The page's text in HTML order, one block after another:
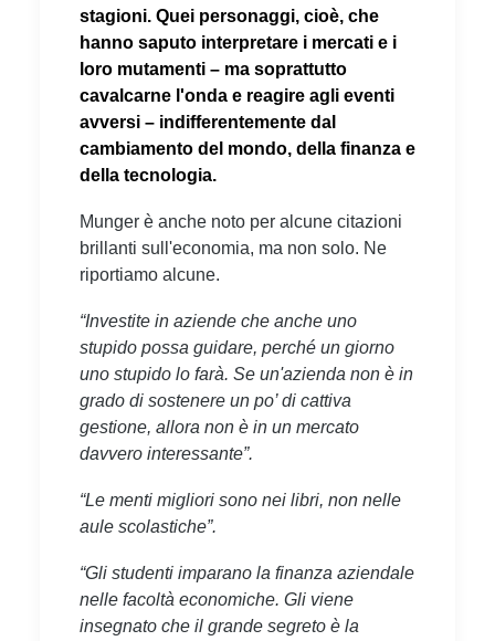
stagioni. Quei personaggi, cioè, che
hanno saputo interpretare i mercati e i
loro mutamenti – ma soprattutto
cavalcarne l'onda e reagire agli eventi
avversi – indifferentemente dal
cambiamento del mondo, della finanza e
della tecnologia.
Munger è anche noto per alcune citazioni
brillanti sull'economia, ma non solo. Ne
riportiamo alcune.
“Investite in aziende che anche uno
stupido possa guidare, perché un giorno
uno stupido lo farà. Se un'azienda non è in
grado di sostenere un po’ di cattiva
gestione, allora non è in un mercato
davvero interessante”.
“Le menti migliori sono nei libri, non nelle
aule scolastiche”.
“Gli studenti imparano la finanza aziendale
nelle facoltà economiche. Gli viene
insegnato che il grande segreto è la